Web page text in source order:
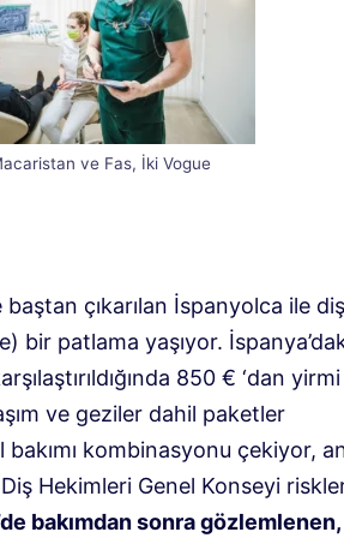
ve Fas, İki Vogue
çıkarılan İspanyolca ile diş
bir patlama yaşıyor.
850 € ‘dan
ve geziler dahil paketler
kombinasyonu çekiyor,
Hekimleri Genel Konseyi
bakımdan sonra